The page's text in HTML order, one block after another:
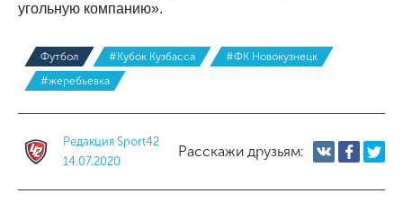
угольную компанию».
Футбол #Кубок Кузбасса
#ФК Новокузнецк
#жеребьевка
Редакция Sport42
14.07.2020
Расскажи друзьям: